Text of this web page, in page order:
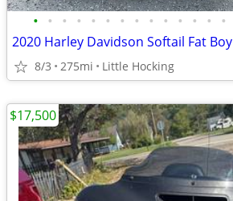
• • • • • • • • • • • • • •
2020 Harley Davidson Softail Fat Boy
8/3 275mi Little Hocking
$17,500